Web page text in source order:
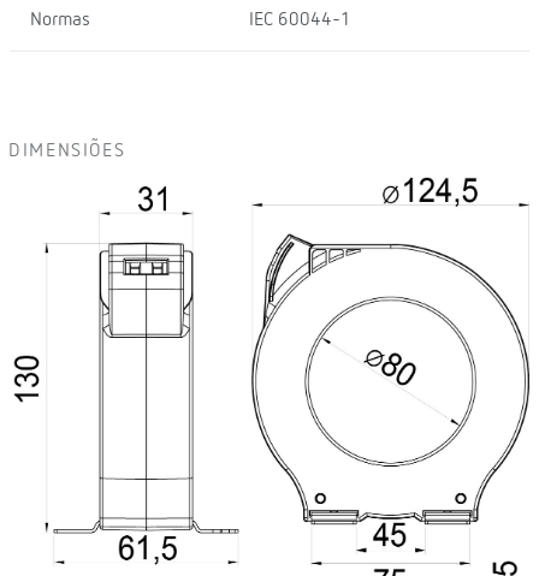
Normas IEC 60044-1
DIMENSIÕES